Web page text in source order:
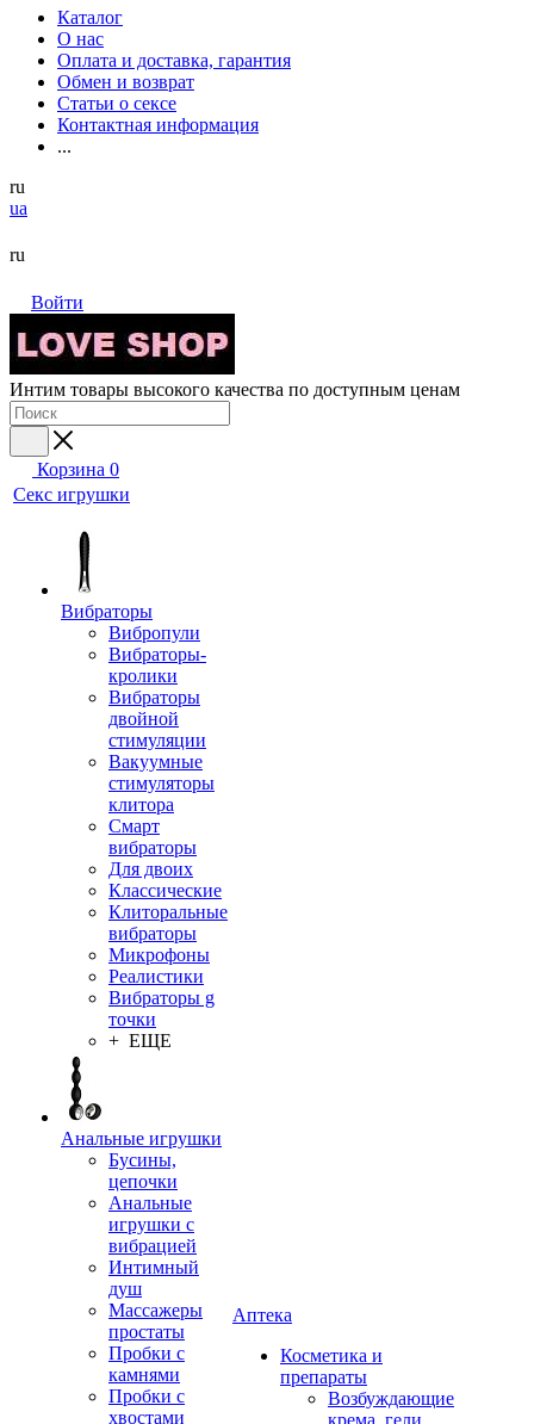
Каталог
О нас
Оплата и доставка, гарантия
Обмен и возврат
Статьи о сексе
Контактная информация
...
ru
ua
ru
Войти
Интим товары высокого качества по доступным ценам
Корзина 0
Секс игрушки
Вибраторы
Вибропули
Вибраторы-
кролики
Вибраторы
двойной
стимуляции
Вакуумные
стимуляторы
клитора
Смарт
вибраторы
Для двоих
Классические
Клиторальные
вибраторы
Микрофоны
Реалистики
Вибраторы g
точки
+ ЕЩЕ
Анальные игрушки
Бусины,
цепочки
Анальные
игрушки с
вибрацией
Интимный
душ
Массажеры
простаты
Пробки с
камнями
Пробки с
хвостами
Аптека
Косметика и
препараты
Возбуждающие
крема, гели